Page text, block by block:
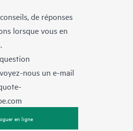
de réponses
lorsque vous en
nous un e-mail
en ligne